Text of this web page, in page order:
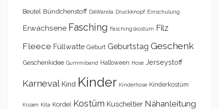
Beutel Bündchenstoff DaWanda Druckknopf Einschulung
Erwachsene Fasching Faschingskostüm Filz
Fleece Füllwatte Geburt Geburtstag Geschenk
Geschenkidee Gummiband Halloween Hose Jerseystoff
Karneval Kind Kinder Kinderhose Kinderkostüm
Kissen Kita Kordel Kostüm Kuscheltier Nähanleitung